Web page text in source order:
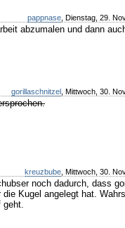
pappnase , Dienstag, 29.
abzumalen und dann
gorillaschnitzel , Mittwoch, 30.
kreuzbube , Mittwoch, 30.
noch dadurch, dass
Kugel angelegt hat.
geht.